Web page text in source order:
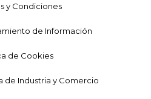
y Condiciones
de Información
de Cookies
de Industria y Comercio